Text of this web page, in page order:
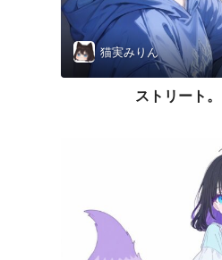
猫実みりん
ストリート。